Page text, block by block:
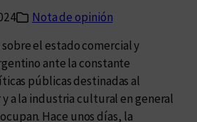
Nota de opinión
el estado comercial y
ante la constante
públicas destinadas al
a la industria cultural en general
Hace unos días, la